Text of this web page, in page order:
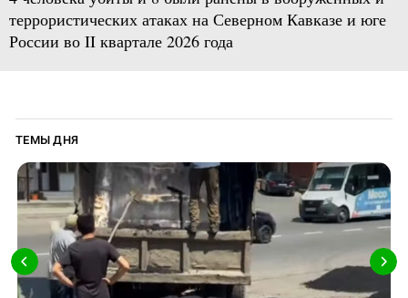
террористических атаках на Северном Кавказе и юге
России во II квартале 2026 года
ТЕМЫ ДНЯ